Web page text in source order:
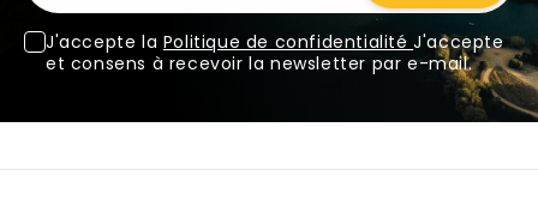
J'accepte la Politique de confidentialitéJ'accepte
et consens à recevoir la newsletter par e-mail.